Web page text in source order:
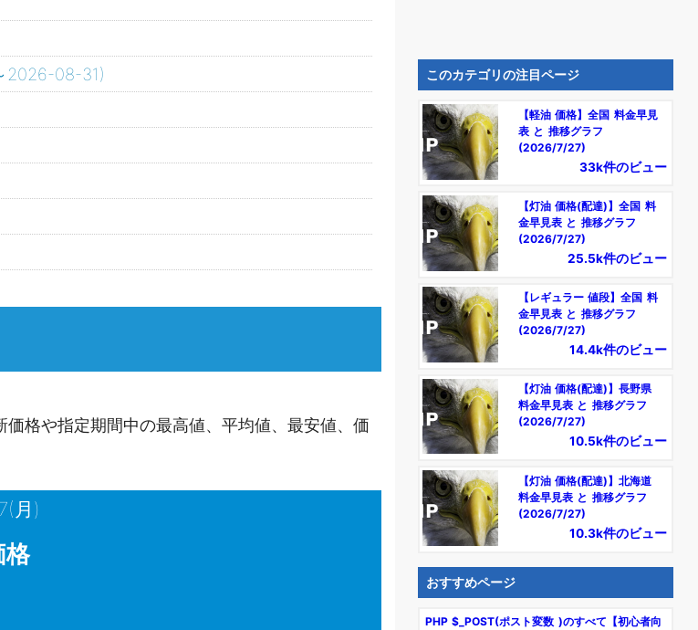
2026-08-31)
価格や指定期間中の最高値、平均値、最安値、価
月)
格
このカテゴリの注目ページ
【軽油 価格】全国 料金早見
表 と 推移グラフ
(2026/7/27)
33k件のビュー
【灯油 価格(配達)】全国 料
金早見表 と 推移グラフ
(2026/7/27)
25.5k件のビュー
【レギュラー 値段】全国 料
金早見表 と 推移グラフ
(2026/7/27)
14.4k件のビュー
【灯油 価格(配達)】長野県
料金早見表 と 推移グラフ
(2026/7/27)
10.5k件のビュー
【灯油 価格(配達)】北海道
料金早見表 と 推移グラフ
(2026/7/27)
10.3k件のビュー
おすすめページ
PHP $_POST(ポスト変数 )のすべて【初心者向